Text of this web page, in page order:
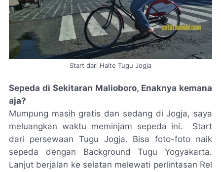
Start dari Halte Tugu Jogja
Sepeda di Sekitaran Malioboro, Enaknya kemana
aja?
Mumpung masih gratis dan sedang di Jogja, saya
meluangkan waktu meminjam sepeda ini.
Start
dari persewaan Tugu Jogja. Bisa foto-foto naik
sepeda dengan Background Tugu Yogyakarta.
Lanjut berjalan ke selatan melewati perlintasan Rel